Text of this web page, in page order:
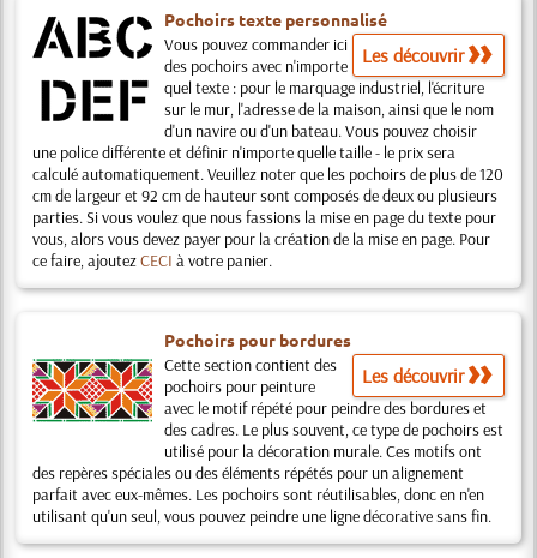
Pochoirs texte personnalisé
Les découvrir
Vous pouvez commander ici
des pochoirs avec n'importe
quel texte : pour le marquage industriel, l'écriture
sur le mur, l'adresse de la maison, ainsi que le nom
d'un navire ou d'un bateau. Vous pouvez choisir
une police différente et définir n'importe quelle taille - le prix sera
calculé automatiquement. Veuillez noter que les pochoirs de plus de 120
cm de largeur et 92 cm de hauteur sont composés de deux ou plusieurs
parties. Si vous voulez que nous fassions la mise en page du texte pour
vous, alors vous devez payer pour la création de la mise en page. Pour
ce faire, ajoutezCECI à votre panier.
Pochoirs pour bordures
Les découvrir
Cette section contient des
pochoirs pour peinture
avec le motif répété pour peindre des bordures et
des cadres. Le plus souvent, ce type de pochoirs est
utilisé pour la décoration murale. Ces motifs ont
des repères spéciales ou des éléments répétés pour un alignement
parfait avec eux-mêmes. Les pochoirs sont réutilisables, donc en n'en
utilisant qu'un seul, vous pouvez peindre une ligne décorative sans fin.